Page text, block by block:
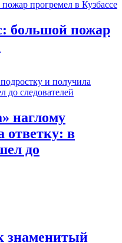
большой пожар
наглому
ответку: в
до
знаменитый